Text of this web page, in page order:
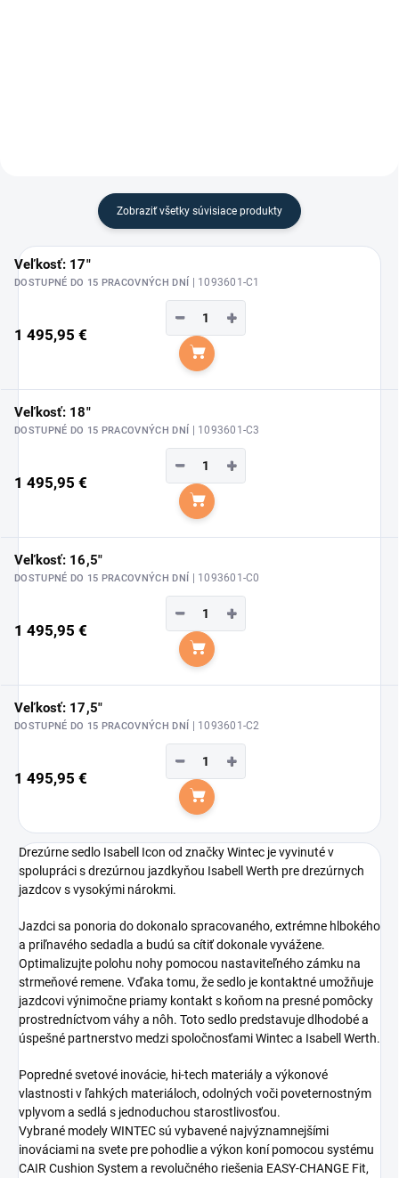
Zobraziť všetky súvisiace produkty
Veľkosť: 17"
DOSTUPNÉ DO 15 PRACOVNÝCH DNÍ | 1093601-C1
1 495,95 €
+
−
Do košíka
Veľkosť: 18"
DOSTUPNÉ DO 15 PRACOVNÝCH DNÍ | 1093601-C3
1 495,95 €
+
−
Do košíka
Veľkosť: 16,5"
DOSTUPNÉ DO 15 PRACOVNÝCH DNÍ | 1093601-C0
1 495,95 €
+
−
Do košíka
Veľkosť: 17,5"
DOSTUPNÉ DO 15 PRACOVNÝCH DNÍ | 1093601-C2
1 495,95 €
+
−
Do košíka
Drezúrne sedlo Isabell Icon od značky Wintec je vyvinuté v
spolupráci s drezúrnou jazdkyňou Isabell Werth pre drezúrnych
jazdcov s vysokými nárokmi.
Jazdci sa ponoria do dokonalo spracovaného, extrémne hlbokého
a priľnavého sedadla a budú sa cítiť dokonale vyvážene.
Optimalizujte polohu nohy pomocou nastaviteľného zámku na
strmeňové remene. Vďaka tomu, že sedlo je kontaktné umožňuje
jazdcovi výnimočne priamy kontakt s koňom na presné pomôcky
prostredníctvom váhy a nôh. Toto sedlo predstavuje dlhodobé a
úspešné partnerstvo medzi spoločnosťami Wintec a Isabell Werth.
Popredné svetové inovácie, hi-tech materiály a výkonové
vlastnosti v ľahkých materiáloch, odolných voči poveternostným
vplyvom a sedlá s jednoduchou starostlivosťou.
Vybrané modely WINTEC sú vybavené najvýznamnejšími
inováciami na svete pre pohodlie a výkon koní pomocou systému
CAIR Cushion System a revolučného riešenia EASY-CHANGE Fit,